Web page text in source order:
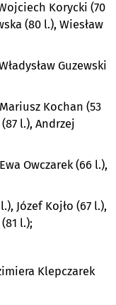
Korycki (70
(80 l.), Wiesław
Guzewski
Kochan (53
l.), Andrzej
Owczarek (66 l.),
Józef Kojło (67 l.),
l.);
Klepczarek